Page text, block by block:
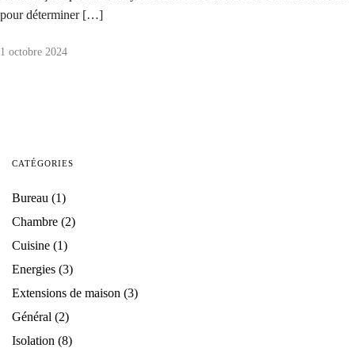
pour déterminer […]
1 octobre 2024
CATÉGORIES
Bureau (1)
Chambre (2)
Cuisine (1)
Energies (3)
Extensions de maison (3)
Général (2)
Isolation (8)